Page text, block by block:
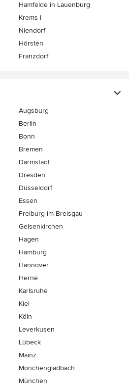
Hamfelde in Lauenburg
Krems I
Niendorf
Hörsten
Franzdorf
Augsburg
Berlin
Bonn
Bremen
Darmstadt
Dresden
Düsseldorf
Essen
Freiburg-im-Breisgau
Gelsenkirchen
Hagen
Hamburg
Hannover
Herne
Karlsruhe
Kiel
Köln
Leverkusen
Lübeck
Mainz
Mönchen­gladbach
München